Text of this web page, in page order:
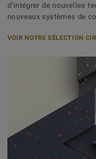
d’intégrer de nouvelles
nouveaux systèmes de
VOIR NOTRE SÉLECTION